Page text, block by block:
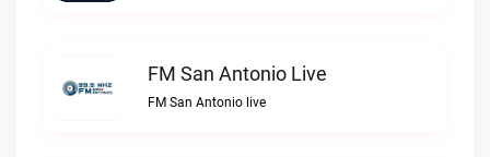
FM San Antonio Live
FM San Antonio live